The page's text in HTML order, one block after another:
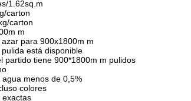
1.62sq.m
carton
carton
m
para 900x1800m m
está disponible
partido tiene 900*1800m m pulidos
menos de 0,5%
colores
exactas